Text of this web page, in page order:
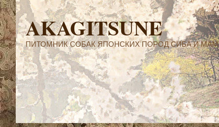
AKAGITSUNE
ПИТОМНИК СОБАК ЯПОНСКИХ ПОРОД СИБА И